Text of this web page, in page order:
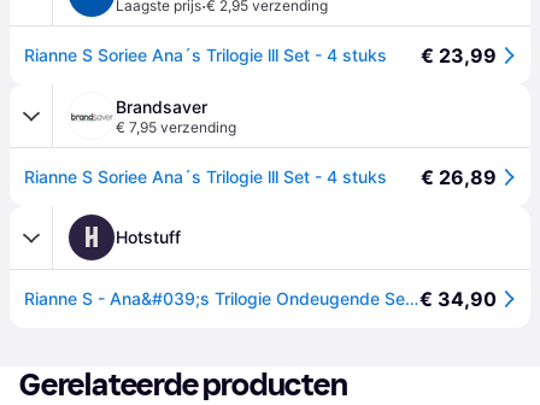
Laagste prijs·€ 2,95 verzending
Rianne S Soriee Ana´s Trilogie lll Set - 4 stuks € 23,99
Brandsaver
€ 7,95 verzending
Rianne S Soriee Ana´s Trilogie lll Set - 4 stuks € 26,89
H Hotstuff
Rianne S - Ana&#039;s Trilogie Ondeugende Set III€ 34,90
Gerelateerde producten